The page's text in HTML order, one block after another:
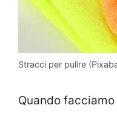
Stracci per pulire
Quando